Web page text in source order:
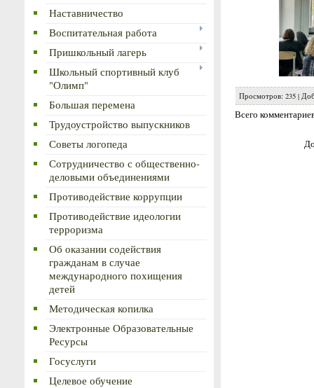
Наставничество
Воспитательная работа
Пришкольный лагерь
Школьный спортивный клуб
"Олимп"
Большая перемена
Трудоустройство выпускников
Советы логопеда
Сотрудничество с общественно-
деловыми объединениями
Противодействие коррупции
Противодействие идеологии
терроризма
Об оказании содействия
гражданам в случае
международного похищения
детей
Методическая копилка
Электронные Образовательные
Ресурсы
Госуслуги
Целевое обучение
Просмотров: 235 |
Всего